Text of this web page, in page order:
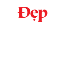
Chuyển